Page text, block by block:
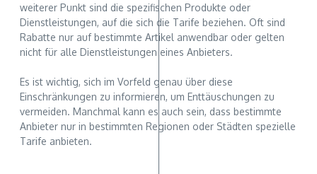
weiterer Punkt sind die spezifischen Produkte oder
Dienstleistungen, auf die sich die Tarife beziehen. Oft sind
Rabatte nur auf bestimmte Artikel anwendbar oder gelten
nicht für alle Dienstleistungen eines Anbieters.
Es ist wichtig, sich im Vorfeld genau über diese
Einschränkungen zu informieren, um Enttäuschungen zu
vermeiden. Manchmal kann es auch sein, dass bestimmte
Anbieter nur in bestimmten Regionen oder Städten spezielle
Tarife anbieten.